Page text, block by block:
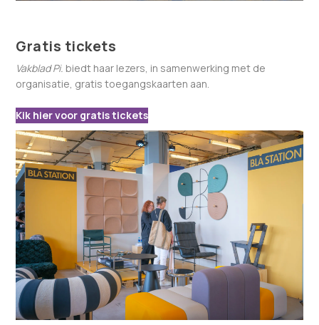
Gratis tickets
Vakblad Pi. biedt haar lezers, in samenwerking met de
organisatie, gratis toegangskaarten aan.
Kik hier voor gratis tickets